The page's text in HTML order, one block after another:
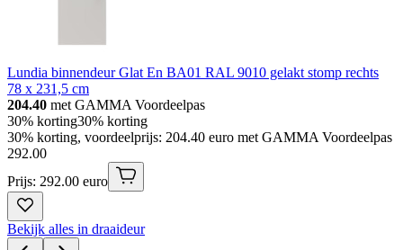
Lundia binnendeur Glat En BA01 RAL 9010 gelakt stomp rechts
78 x 231,5 cm
204.40 met GAMMA Voordeelpas
30% korting30% korting
30% korting, voordeelprijs: 204.40 euro met GAMMA Voordeelpas
292.00
Prijs: 292.00 euro
Bekijk alles in draaideur